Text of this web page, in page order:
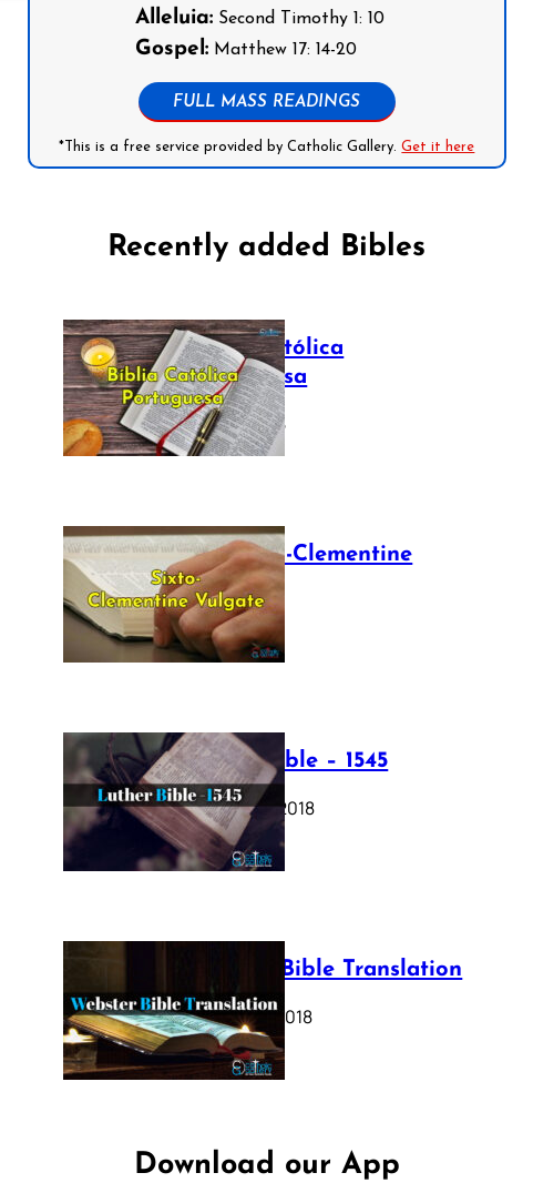
Alleluia: Second Timothy 1: 10
Gospel: Matthew 17: 14-20
FULL MASS READINGS
*This is a free service provided by Catholic Gallery.Get it here
Recently added Bibles
Bíblia Católica
Portuguesa
July 16, 2025
The Sixto-Clementine
Vulgate
July 12, 2025
Luther Bible – 1545
October 17, 2018
Webster Bible Translation
October 11, 2018
Download our App